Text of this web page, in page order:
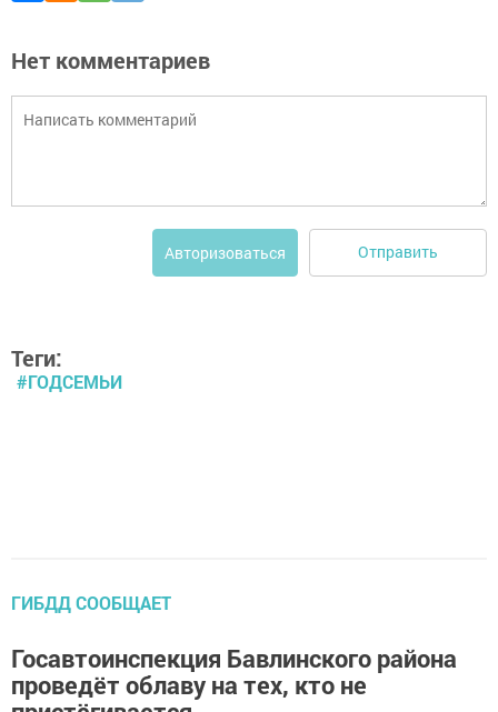
Нет комментариев
Авторизоваться Отправить
Теги:
#ГОДСЕМЬИ
ГИБДД СООБЩАЕТ
Госавтоинспекция Бавлинского района
проведёт облаву на тех, кто не